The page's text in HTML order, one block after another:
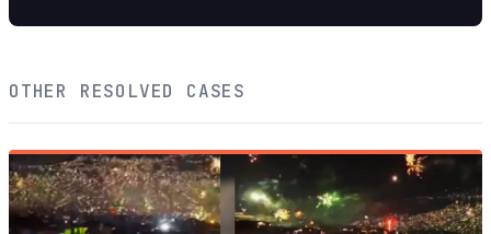
OTHER RESOLVED CASES